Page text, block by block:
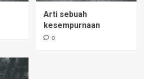
Arti sebuah
kesempurnaan
0